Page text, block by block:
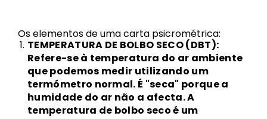
Os elementos de uma carta psicrométrica:
TEMPERATURA DE BOLBO SECO (DBT):
Refere-se à temperatura do ar ambiente
que podemos medir utilizando um
termómetro normal. É "seca" porque a
humidade do ar não a afecta. A
temperatura de bolbo seco é um